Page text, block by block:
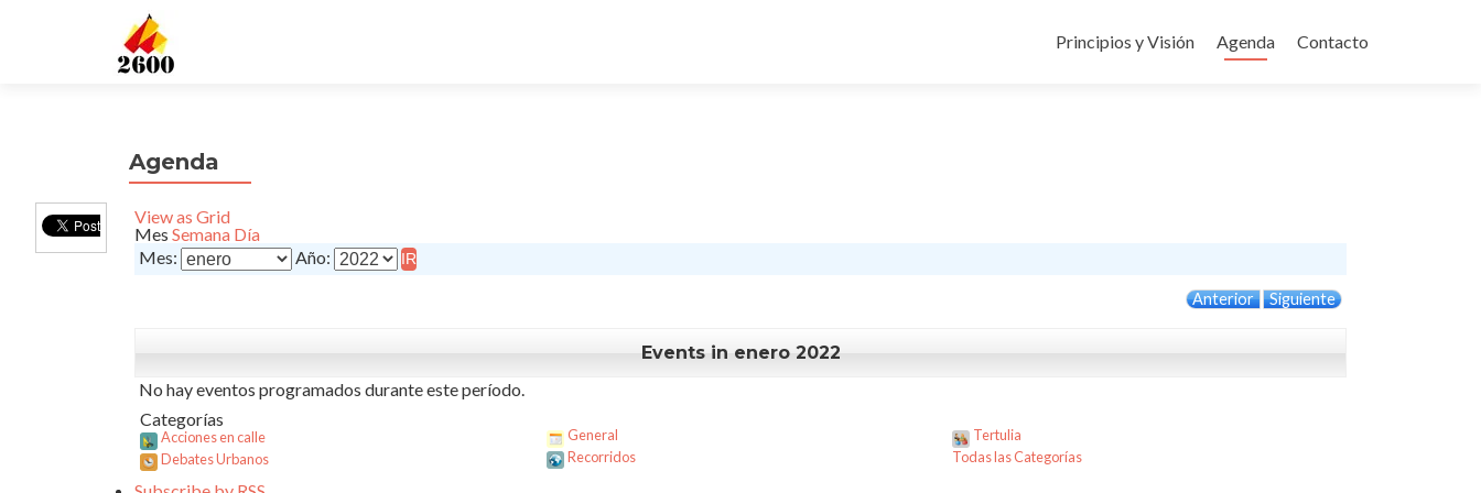
al
Principios y Visión Agenda Contacto
Agenda
View as Grid
Mes Semana Día
Mes:
Año:
Anterior Siguiente
Events in enero 2022
No hay eventos programados durante este período.
Categorías
Acciones en calle
Debates Urbanos
General
Recorridos
Tertulia
Todas las Categorías